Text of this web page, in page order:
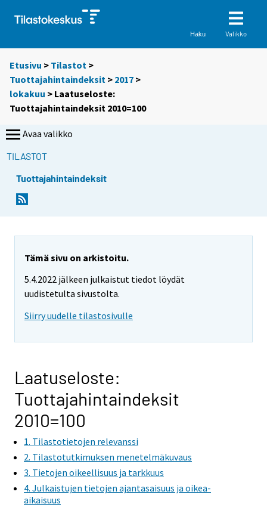
Haku Valikko
Etusivu > Tilastot >
Tuottajahintaindeksit > 2017 >
lokakuu > Laatuseloste:
Tuottajahintaindeksit 2010=100
Avaa valikko
TILASTOT
Tuottajahintaindeksit
Tämä sivu on arkistoitu.
5.4.2022 jälkeen julkaistut tiedot löydät
uudistetulta sivustolta.
Siirry uudelle tilastosivulle
Laatuseloste:
Tuottajahintaindeksit
2010=100
1. Tilastotietojen relevanssi
2. Tilastotutkimuksen menetelmäkuvaus
3. Tietojen oikeellisuus ja tarkkuus
4. Julkaistujen tietojen ajantasaisuus ja oikea-
aikaisuus